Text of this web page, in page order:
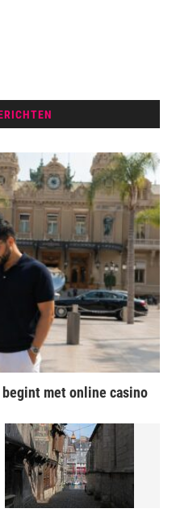
met online casino